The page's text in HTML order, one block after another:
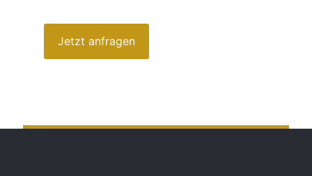
lasse
dieses